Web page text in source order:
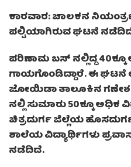
ಕಾರವಾರ: ಚಾಲಕನ
ಪಲ್ಟಿಯಾಗಿರುವ ಘಟನೆ
ಪರಿಣಾಮ ಬಸ್ ನಲ್ಲಿದ್ದ
ಗಾಯಗೊಂಡಿದ್ದಾರೆ. ಈ ಘಟನೆ
ಜೋಯಿಡಾ ತಾಲೂಕಿನ ಗಣೇಶ
ನಲ್ಲಿ ಸುಮಾರು 50ಕ್ಕೂ ಅಧಿಕ
ಚಿತ್ರದುರ್ಗ ಜಿಲ್ಲೆಯ
ಶಾಲೆಯ ವಿದ್ಯಾರ್ಥಿಗಳು
ನಡೆದಿದೆ.